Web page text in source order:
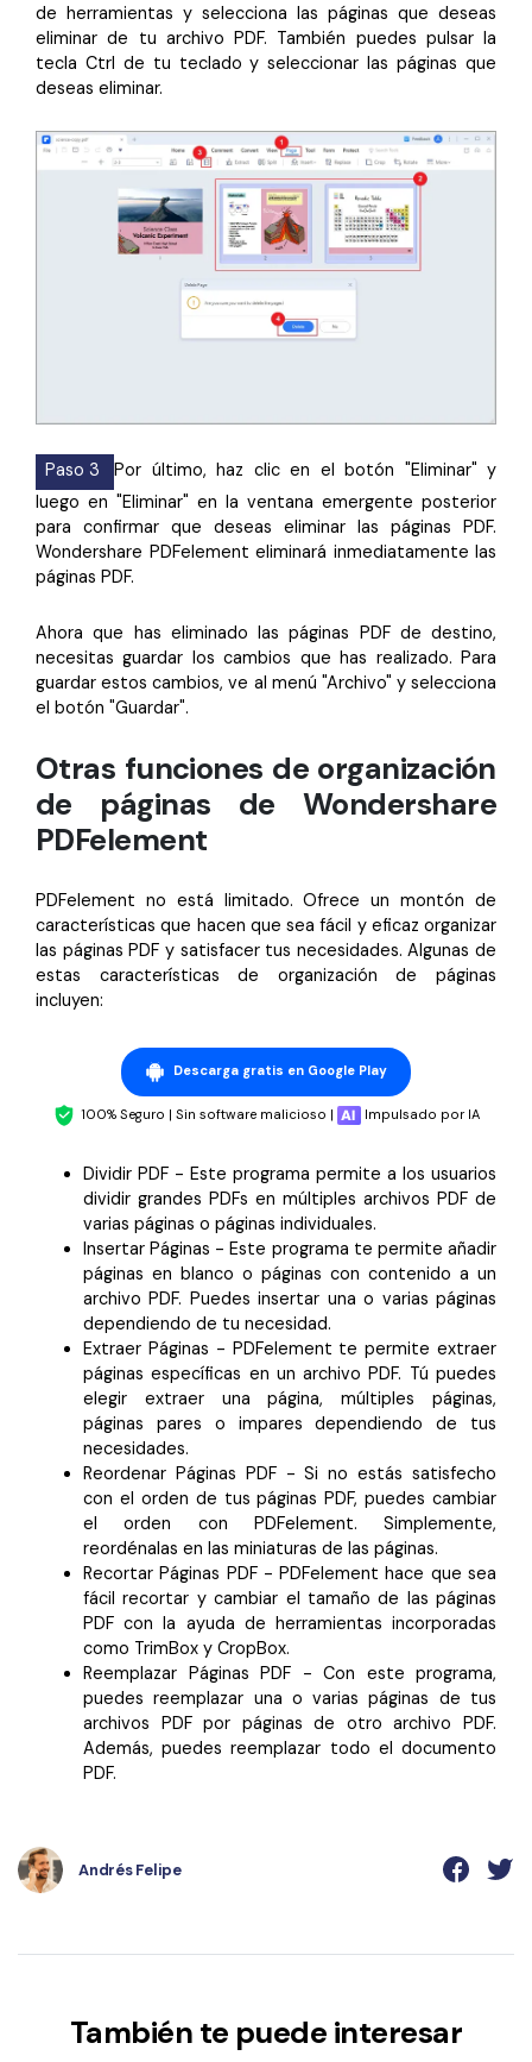
de herramientas y selecciona las páginas que deseas
eliminar de tu archivo PDF. También puedes pulsar la
tecla Ctrl de tu teclado y seleccionar las páginas que
deseas eliminar.
Paso 3
Por último, haz clic en el botón "Eliminar" y
luego en "Eliminar" en la ventana emergente posterior
para confirmar que deseas eliminar las páginas PDF.
Wondershare PDFelement eliminará inmediatamente las
páginas PDF.
Ahora que has eliminado las páginas PDF de destino,
necesitas guardar los cambios que has realizado. Para
guardar estos cambios, ve al menú "Archivo" y selecciona
el botón "Guardar".
Otras funciones de organización
de páginas de Wondershare
PDFelement
PDFelement no está limitado. Ofrece un montón de
características que hacen que sea fácil y eficaz organizar
las páginas PDF y satisfacer tus necesidades. Algunas de
estas características de organización de páginas
incluyen:
Descarga gratis en Google Play
100% Seguro | Sin software malicioso | Impulsado por IA
Dividir PDF - Este programa permite a los usuarios
dividir grandes PDFs en múltiples archivos PDF de
varias páginas o páginas individuales.
Insertar Páginas - Este programa te permite añadir
páginas en blanco o páginas con contenido a un
archivo PDF. Puedes insertar una o varias páginas
dependiendo de tu necesidad.
Extraer Páginas - PDFelement te permite extraer
páginas específicas en un archivo PDF. Tú puedes
elegir extraer una página, múltiples páginas,
páginas pares o impares dependiendo de tus
necesidades.
Reordenar Páginas PDF - Si no estás satisfecho
con el orden de tus páginas PDF, puedes cambiar
el orden con PDFelement. Simplemente,
reordénalas en las miniaturas de las páginas.
Recortar Páginas PDF - PDFelement hace que sea
fácil recortar y cambiar el tamaño de las páginas
PDF con la ayuda de herramientas incorporadas
como TrimBox y CropBox.
Reemplazar Páginas PDF - Con este programa,
puedes reemplazar una o varias páginas de tus
archivos PDF por páginas de otro archivo PDF.
Además, puedes reemplazar todo el documento
PDF.
Andrés Felipe
También te puede interesar